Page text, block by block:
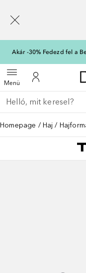
Akár -30% Fedezd fel a
MenüMenü megnyitása
A fiókomhoz
Menj vissza
Keresés végrehajtása
Homepage Haj